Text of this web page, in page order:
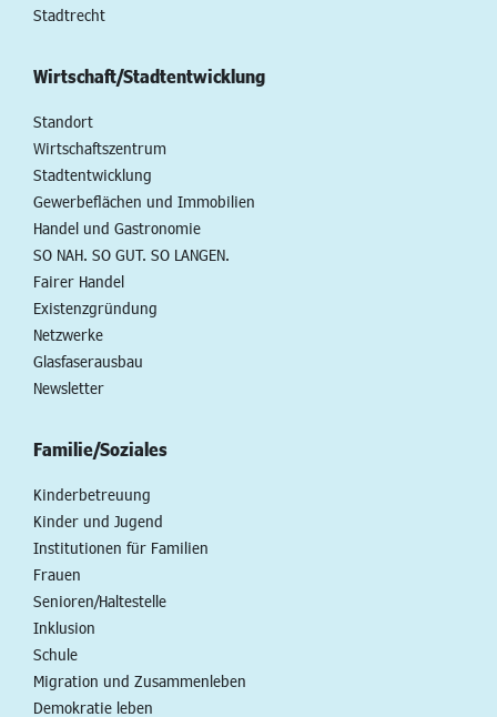
Stadtrecht
Wirtschaft/Stadtentwicklung
Standort
Wirtschaftszentrum
Stadtentwicklung
Gewerbeflächen und Immobilien
Handel und Gastronomie
SO NAH. SO GUT. SO LANGEN.
Fairer Handel
Existenzgründung
Netzwerke
Glasfaserausbau
Newsletter
Familie/Soziales
Kinderbetreuung
Kinder und Jugend
Institutionen für Familien
Frauen
Senioren/Haltestelle
Inklusion
Schule
Migration und Zusammenleben
Demokratie leben